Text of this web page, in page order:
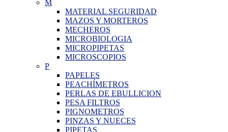
M
MATERIAL SEGURIDAD
MAZOS Y MORTEROS
MECHEROS
MICROBIOLOGIA
MICROPIPETAS
MICROSCOPIOS
P
PAPELES
PEACHÍMETROS
PERLAS DE EBULLICION
PESA FILTROS
PIGNOMETROS
PINZAS Y NUECES
PIPETAS